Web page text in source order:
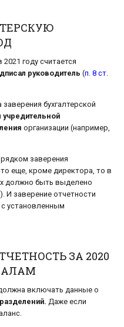
году считается
руководитель (п. 8 ст.
бухгалтерской
учредительной
организации (например,
заверения
еще, кроме директора, то в
должно быть выделено
И заверение отчетности
установленным
ЗА 2020
включать данные о
Даже если